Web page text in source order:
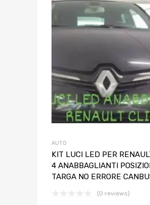
AUTO
KIT LUCI LED PER
4 ANABBAGLIANTI
TARGA NO ERRORE
(0 reviews)